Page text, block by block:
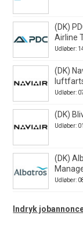
(DK)
Airline
Udløber:
(DK)
Udløber:
(DK)
Udløber:
(DK)
Udløber:
Indryk